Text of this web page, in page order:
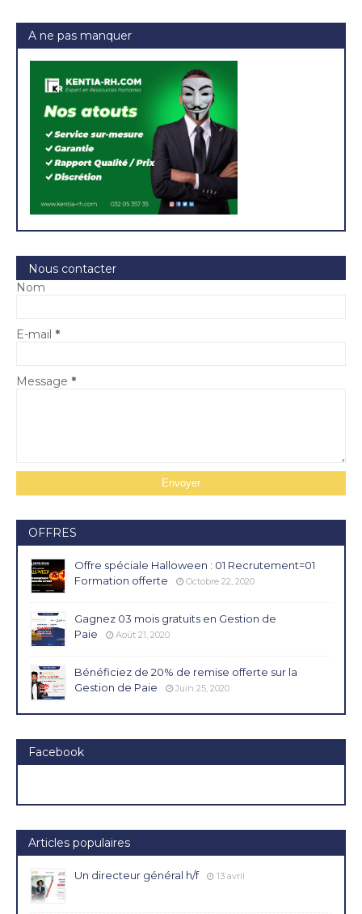
A ne pas manquer
Nous contacter
Nom
E-mail *
Message *
OFFRES
Offre spéciale Halloween : 01 Recrutement=01
Formation offerte
Octobre 22, 2020
Gagnez 03 mois gratuits en Gestion de
Paie
Août 21, 2020
Bénéficiez de 20% de remise offerte sur la
Gestion de Paie
Juin 25, 2020
Facebook
Articles populaires
Un directeur général h/f 13 avril